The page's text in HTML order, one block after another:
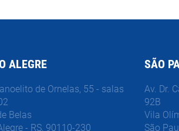
ALEGRE
de Ornelas, 55 - salas
Belas
- RS, 90110-230
SÃO
Av. Dr.
92B
Vila
São